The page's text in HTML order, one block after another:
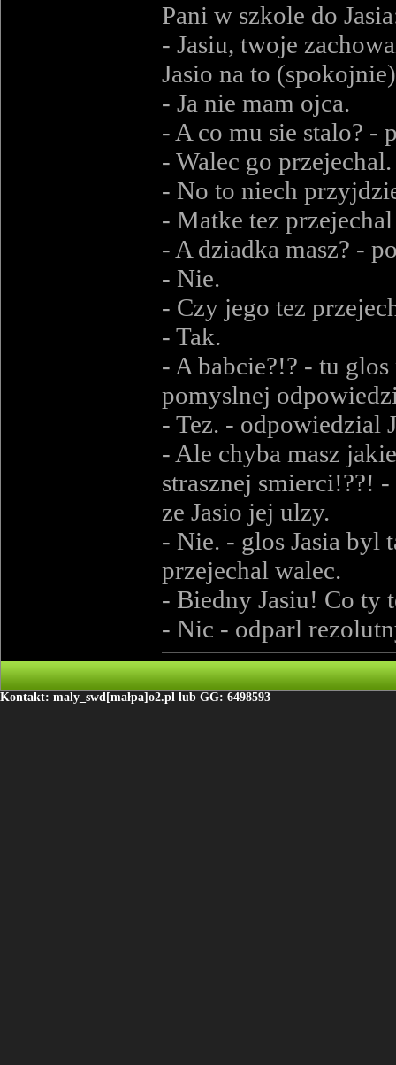
Pani w szkole do
- Jasiu, twoje
Jasio na to
- Ja nie mam ojca.
- A co mu sie stalo? -
- Walec go przejechal.
- No to niech
- Matke tez
- A dziadka masz? -
- Nie.
- Czy jego tez
- Tak.
- A babcie?!? - tu
pomyslnej
- Tez. - odpowiedzial
- Ale chyba masz
strasznej smierci!??!
ze Jasio jej ulzy.
- Nie. - glos Jasia byl
przejechal walec.
- Biedny Jasiu! Co ty
- Nic - odparl
Kontakt: maly_swd[małpa]o2.pl lub GG: 6498593